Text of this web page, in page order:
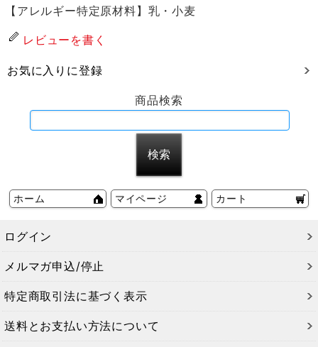
【アレルギー特定原材料】乳・小麦
レビューを書く
お気に入りに登録
商品検索
ホーム マイページ カート
ログイン
メルマガ申込/停止
特定商取引法に基づく表示
送料とお支払い方法について